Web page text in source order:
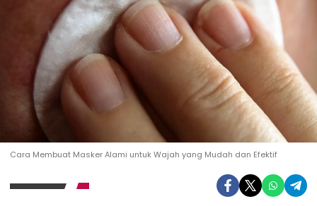
Cara Membuat Masker Alami untuk Wajah yang Mudah dan Efektif